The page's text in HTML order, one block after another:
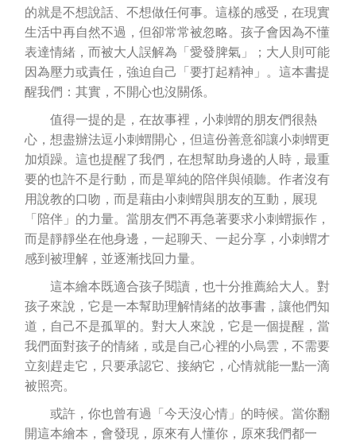
的就是不想說話、不想做任何事。這樣的感受，在現實
生活中再自然不過，但卻常常被忽略。孩子會因為不懂
表達情緒，而被大人誤解為「愛發脾氣」；大人則可能
因為壓力或責任，強迫自己「要打起精神」。這本書提
醒我們：其實，不開心也沒關係。
值得一提的是，在故事裡，小刺蝟的朋友們很熱
心，想盡辦法逗小刺蝟開心，但這份善意卻讓小刺蝟更
加煩躁。這也提醒了我們，在想幫助身邊的人時，最重
要的也許不是行動，而是單純的陪伴與傾聽。作者沒有
用說教的口吻，而是藉由小刺蝟與朋友的互動，展現
「陪伴」的力量。當朋友們不再急著要求小刺蝟振作，
而是靜靜坐在他身邊，一起聊天、一起分享，小刺蝟才
感到被理解，並逐漸找回力量。
這本繪本既適合孩子閱讀，也十分推薦給大人。對
孩子來說，它是一本幫助理解情緒的故事書，讓他們知
道，自己不是孤單的。對大人來說，它是一個提醒，當
我們面對孩子的情緒，或是自己心裡的小烏雲，不需要
立刻趕走它，只要承認它、接納它，心情就能一點一滴
被照亮。
或許，你也曾有過「今天沒心情」的時候。當你翻
開這本繪本，會發現，原來有人懂你，原來我們都一